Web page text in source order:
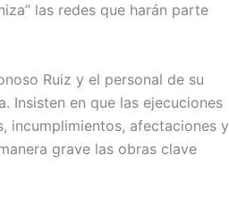
las redes que harán parte
Ruiz y el personal de su
Insisten en que las ejecuciones
incumplimientos, afectaciones y
grave las obras clave